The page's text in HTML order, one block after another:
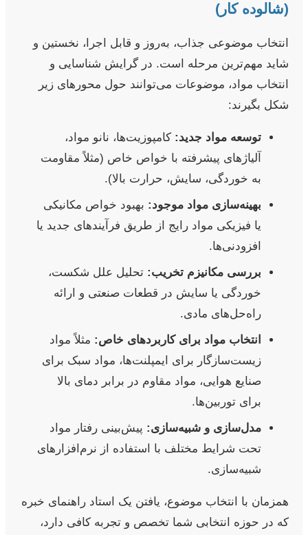
(شالوده کار)
انتخاب موضوعی جذاب، به‌روز و قابل اجرا، نخستین و
شاید مهم‌ترین مرحله است. در گرایش شناسایی و
انتخاب مواد، موضوعات می‌توانند حول محورهای زیر
شکل بگیرند:
توسعه مواد جدید: کامپوزیت‌ها، نانو مواد،
آلیاژهای پیشرفته با خواص خاص (مثلاً مقاومت
به خوردگی، سایش، حرارت بالا).
بهینه‌سازی مواد موجود: بهبود خواص مکانیکی
یا فیزیکی مواد رایج از طریق فرآیندهای جدید یا
افزودنی‌ها.
بررسی مکانیزم تخریب: تحلیل علل شکست،
خوردگی یا سایش در قطعات صنعتی و ارائه
راه‌حل‌های مادی.
انتخاب مواد برای کاربردهای خاص: مثلاً مواد
زیست‌سازگار برای ایمپلنت‌ها، مواد سبک برای
صنایع هوایی، مواد مقاوم در برابر دمای بالا
برای توربین‌ها.
مدل‌سازی و شبیه‌سازی: پیش‌بینی رفتار مواد
تحت شرایط مختلف با استفاده از نرم‌افزارهای
شبیه‌سازی.
همزمان با انتخاب موضوع، یافتن یک استاد راهنمای خبره
که در حوزه انتخابی شما تخصص و تجربه کافی دارد،